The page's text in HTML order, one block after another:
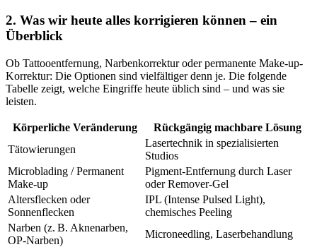
2. Was wir heute alles korrigieren können – ein
Überblick
Ob Tattooentfernung, Narbenkorrektur oder permanente Make-up-
Korrektur: Die Optionen sind vielfältiger denn je. Die folgende
Tabelle zeigt, welche Eingriffe heute üblich sind – und was sie
leisten.
Körperliche Veränderung
Rückgängig machbare Lösung
Tätowierungen
Lasertechnik in spezialisierten
Studios
Microblading / Permanent
Make-up
Pigment-Entfernung durch Laser
oder Remover-Gel
Altersflecken oder
Sonnenflecken
IPL (Intense Pulsed Light),
chemisches Peeling
Narben (z. B. Aknenarben,
OP-Narben)
Microneedling, Laserbehandlung